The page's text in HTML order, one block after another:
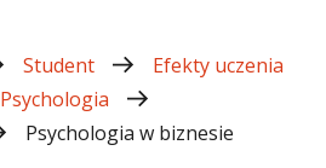
Student
Efekty uczenia
Psychologia
Psychologia w biznesie